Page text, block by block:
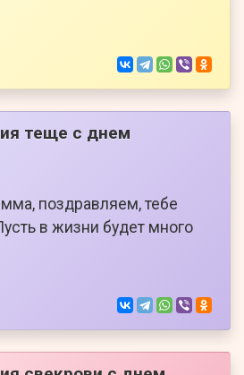
теще с днем
поздравляем, тебе
в жизни будет много